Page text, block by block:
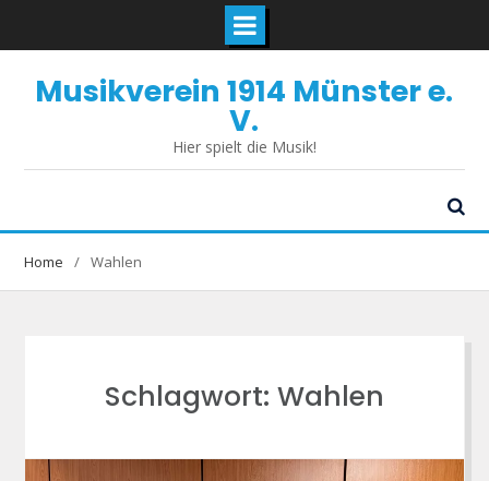
contentMusikverein 1914 Münster e.
V.
Hier spielt die Musik!
Home Wahlen
Schlagwort: Wahlen